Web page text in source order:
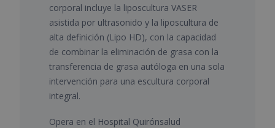
corporal incluye la liposcultura VASER
asistida por ultrasonido y la liposcultura de
alta definición (Lipo HD), con la capacidad
de combinar la eliminación de grasa con la
transferencia de grasa autóloga en una sola
intervención para una escultura corporal
integral.
Opera en el Hospital Quirónsalud